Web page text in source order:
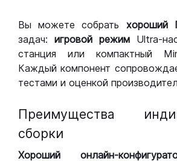
Вы можете собрать хороший
задач: игровой режим Ultra-
станция или компактный
Каждый компонент
тестами и оценкой
Преимущества
сборки
Хороший онлайн-